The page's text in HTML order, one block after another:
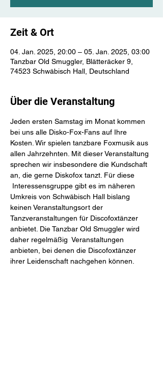
Zeit & Ort
04. Jan. 2025, 20:00 – 05. Jan. 2025, 03:00
Tanzbar Old Smuggler, Blätteräcker 9,
74523 Schwäbisch Hall, Deutschland
Über die Veranstaltung
Jeden ersten Samstag im Monat kommen
bei uns alle Disko-Fox-Fans auf Ihre
Kosten. Wir spielen tanzbare Foxmusik aus
allen Jahrzehnten. Mit dieser Veranstaltung
sprechen wir insbesondere die Kundschaft
an, die gerne Diskofox tanzt. Für diese
Interessensgruppe gibt es im näheren
Umkreis von Schwäbisch Hall bislang
keinen Veranstaltungsort der
Tanzveranstaltungen für Discofoxtänzer
anbietet. Die Tanzbar Old Smuggler wird
daher regelmäßig  Veranstaltungen
anbieten, bei denen die Discofoxtänzer
ihrer Leidenschaft nachgehen können.